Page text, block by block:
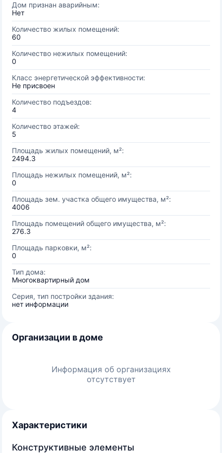
Дом признан аварийным:
Нет
Количество жилых помещений:
60
Количество нежилых помещений:
0
Класс энергетической эффективности:
Не присвоен
Количество подъездов:
4
Количество этажей:
5
Площадь жилых помещений, м²:
2494.3
Площадь нежилых помещений, м²:
0
Площадь зем. участка общего имущества, м²:
4006
Площадь помещений общего имущества, м²:
276.3
Площадь парковки, м²:
0
Тип дома:
Многоквартирный дом
Серия, тип постройки здания:
нет информации
Организации в доме
Информация об организациях
отсутствует
Характеристики
Конструктивные элементы